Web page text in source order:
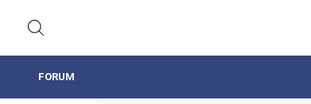
FORUM